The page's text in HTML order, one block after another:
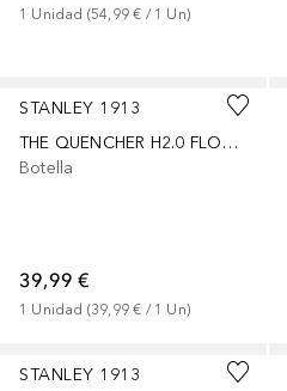
1 Unidad (54,99 € / 1 Un)
STANLEY 1913
THE QUENCHER H2.0 FLOWSTATE™ TUMBLER 1.18L
Botella
39,99 €
1 Unidad (39,99 € / 1 Un)
STANLEY 1913
+13 Patrocinado